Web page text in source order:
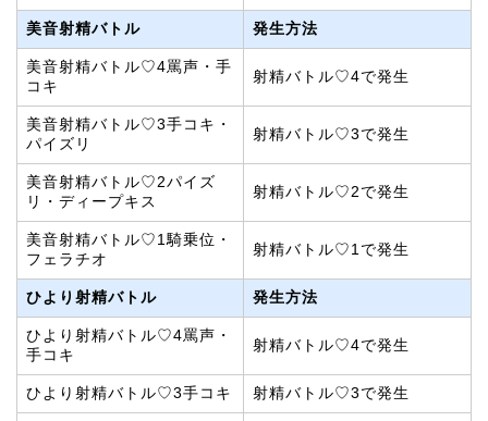
美音射精バトル 発生方法
美音射精バトル♡4罵声・手
コキ
射精バトル♡4で発生
美音射精バトル♡3手コキ・
パイズリ
射精バトル♡3で発生
美音射精バトル♡2パイズ
リ・ディープキス
射精バトル♡2で発生
美音射精バトル♡1騎乗位・
フェラチオ
射精バトル♡1で発生
ひより射精バトル 発生方法
ひより射精バトル♡4罵声・
手コキ
射精バトル♡4で発生
ひより射精バトル♡3手コキ 射精バトル♡3で発生